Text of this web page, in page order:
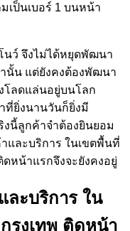
เป็นเบอร์ 1 บนหน้า
นว์ จึงไม่ได้หยุดพัฒนา
านั้น แต่ยังคงต้องพัฒนา
โลดแล่นอยู่บนโลก
ที่ยิ่งนานวันก็ยิ่งมี
งนี้ลูกค้าจำต้องยินยอม
และบริการ ในเขตพื้นที่
ดหน้าแรกจึงจะยังคงอยู่
ละบริการ ใน
รุงเทพ ติดหน้า